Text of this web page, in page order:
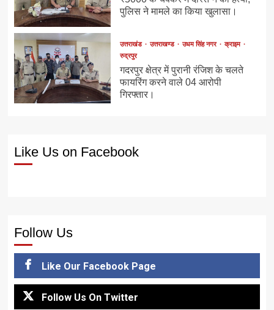
पुलिस ने मामले का किया खुलासा।
उत्तराखंड उत्तराखण्ड उधम सिंह नगर
क्राइम
रुद्रपुर
गदरपुर क्षेत्र में पुरानी रंजिश के चलते
फायरिंग करने वाले 04 आरोपी
गिरफ्तार।
Like Us on Facebook
Follow Us
Like Our Facebook Page
Follow Us On Twitter